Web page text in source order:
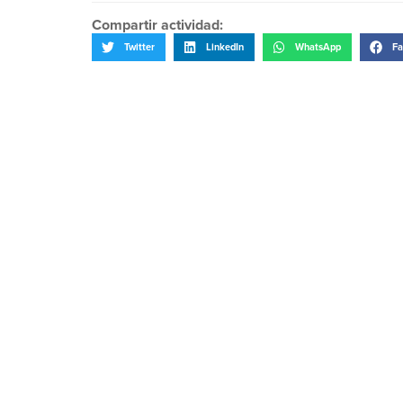
Compartir actividad:
Twitter LinkedIn WhatsApp